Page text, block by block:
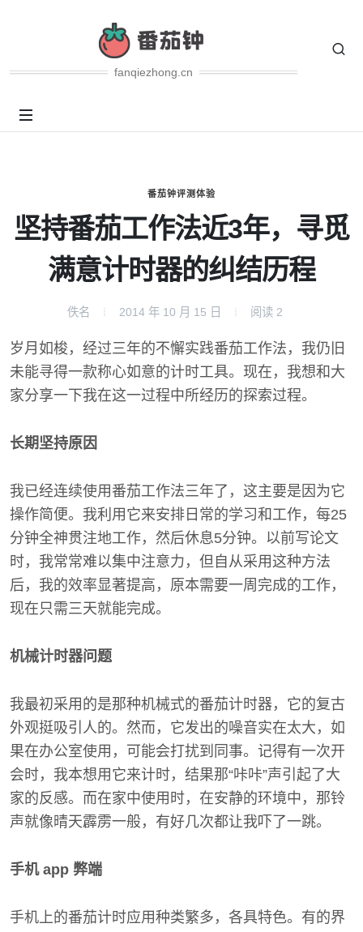
fanqiezhong.cn
番茄钟评测体验
坚持番茄工作法近3年，寻觅
满意计时器的纠结历程
佚名 2014 年 10 月 15 日 阅读 2
岁月如梭，经过三年的不懈实践番茄工作法，我仍旧
未能寻得一款称心如意的计时工具。现在，我想和大
家分享一下我在这一过程中所经历的探索过程。
长期坚持原因
我已经连续使用番茄工作法三年了，这主要是因为它
操作简便。我利用它来安排日常的学习和工作，每25
分钟全神贯注地工作，然后休息5分钟。以前写论文
时，我常常难以集中注意力，但自从采用这种方法
后，我的效率显著提高，原本需要一周完成的工作，
现在只需三天就能完成。
机械计时器问题
我最初采用的是那种机械式的番茄计时器，它的复古
外观挺吸引人的。然而，它发出的噪音实在太大，如
果在办公室使用，可能会打扰到同事。记得有一次开
会时，我本想用它来计时，结果那“咔咔”声引起了大
家的反感。而在家中使用时，在安静的环境中，那铃
声就像晴天霹雳一般，有好几次都让我吓了一跳。
手机 app 弊端
手机上的番茄计时应用种类繁多，各具特色。有的界